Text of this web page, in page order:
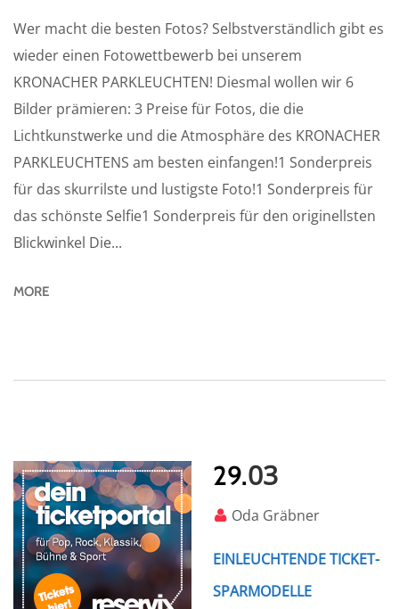
Wer macht die besten Fotos? Selbstverständlich gibt es
wieder einen Fotowettbewerb bei unserem
KRONACHER PARKLEUCHTEN! Diesmal wollen wir 6
Bilder prämieren: 3 Preise für Fotos, die die
Lichtkunstwerke und die Atmosphäre des KRONACHER
PARKLEUCHTENS am besten einfangen!1 Sonderpreis
für das skurrilste und lustigste Foto!1 Sonderpreis für
das schönste Selfie1 Sonderpreis für den originellsten
Blickwinkel Die...
MORE
29.03
Oda Gräbner
EINLEUCHTENDE TICKET-
SPARMODELLE